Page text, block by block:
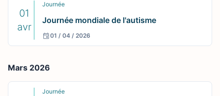
01
avr
Journée
Journée mondiale de l'autisme
01 / 04 / 2026
Mars 2026
Journée